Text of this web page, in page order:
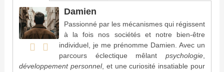
Damien
Passionné par les mécanismes qui régissent
à la fois nos sociétés et notre bien-être
individuel, je me prénomme Damien. Avec un
parcours éclectique mêlantpsychologie
développement personnel, et une curiosité insatiable pour